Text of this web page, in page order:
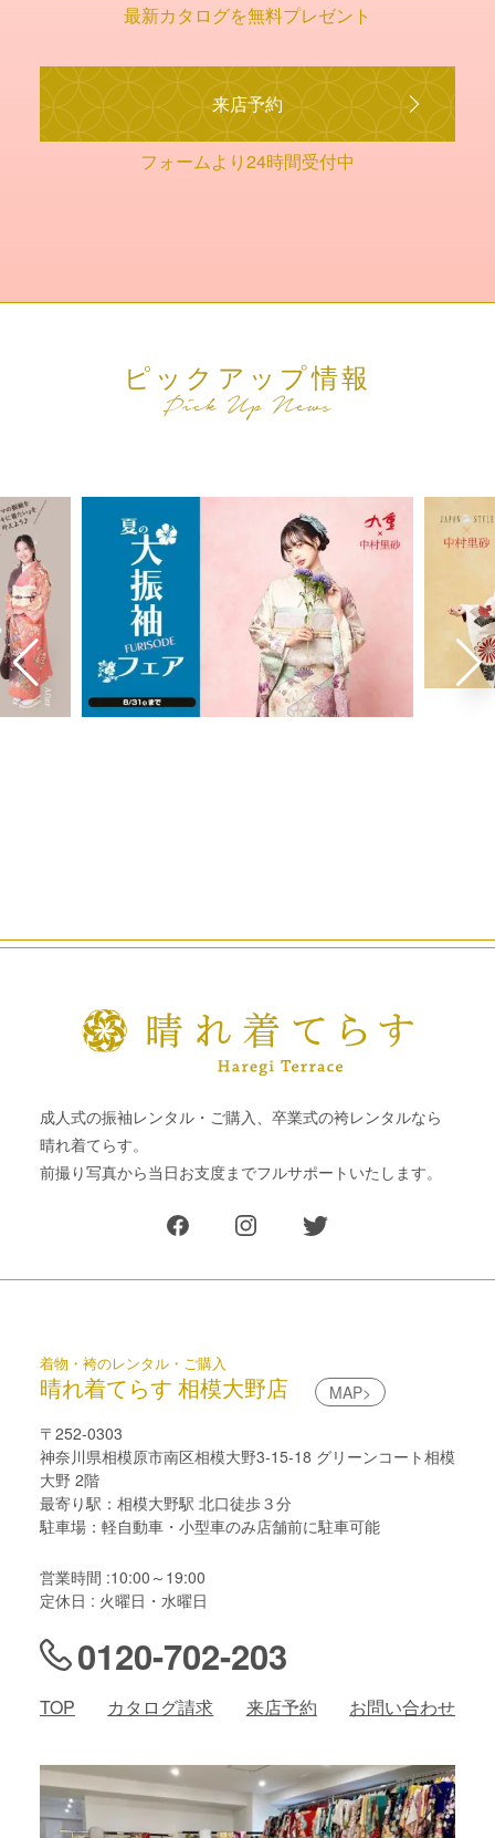
最新カタログを無料プレゼント
来店予約
フォームより24時間受付中
ピックアップ情報
成人式の振袖レンタル・ご購入、卒業式の袴レンタルなら
晴れ着てらす。
前撮り写真から当日お支度までフルサポートいたします。
着物・袴のレンタル・ご購入
晴れ着てらす 相模大野店
MAP>
〒252-0303
神奈川県相模原市南区相模大野3-15-18 グリーンコート相模
大野 2階
最寄り駅：相模大野駅 北口徒歩３分
駐車場：軽自動車・小型車のみ店舗前に駐車可能
営業時間 :10:00～19:00
定休日 : 火曜日・水曜日
0120-702-203
TOP カタログ請求 来店予約 お問い合わせ